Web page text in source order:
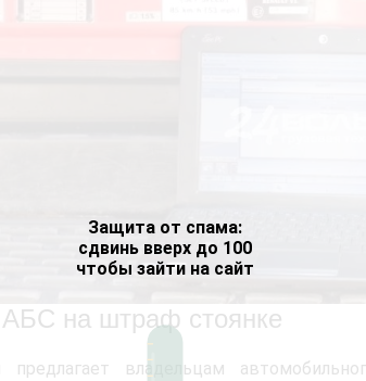
Защита от спама:
сдвинь вверх до 100
чтобы зайти на сайт
АБС на штраф стоянке
предлагает владельцам